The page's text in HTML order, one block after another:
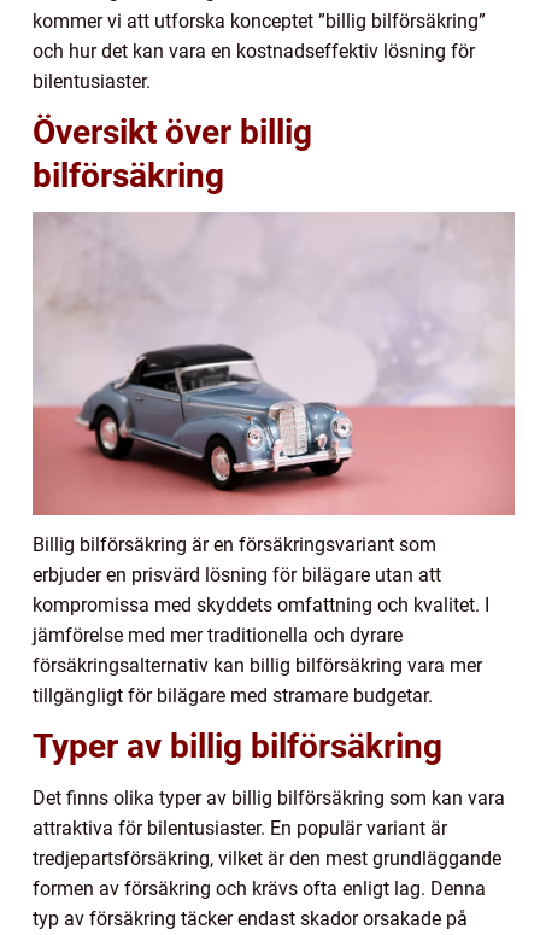
kommer vi att utforska konceptet ”billig bilförsäkring”
och hur det kan vara en kostnadseffektiv lösning för
bilentusiaster.
Översikt över billig
bilförsäkring
Billig bilförsäkring är en försäkringsvariant som
erbjuder en prisvärd lösning för bilägare utan att
kompromissa med skyddets omfattning och kvalitet. I
jämförelse med mer traditionella och dyrare
försäkringsalternativ kan billig bilförsäkring vara mer
tillgängligt för bilägare med stramare budgetar.
Typer av billig bilförsäkring
Det finns olika typer av billig bilförsäkring som kan vara
attraktiva för bilentusiaster. En populär variant är
tredjepartsförsäkring, vilket är den mest grundläggande
formen av försäkring och krävs ofta enligt lag. Denna
typ av försäkring täcker endast skador orsakade på